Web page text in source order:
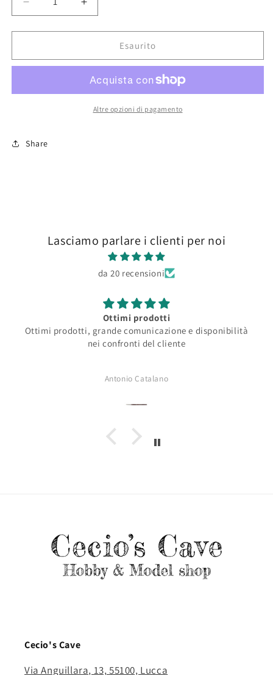
Diminuisci
quantità
per
M43
Bassotto
Aumenta
quantità
per
Semovente
M43
105/25
Bassotto
1/35
Esaurito
Altre opzioni di pagamento
Share
Lasciamo parlare i clienti per noi
da 20 recensioni
Ottimi prodotti
Ottimi prodotti, grande comunicazione e disponibilità
nei confronti del cliente
Antonio Catalano
Cecio's Cave
Via Anguillara, 13, 55100, Lucca